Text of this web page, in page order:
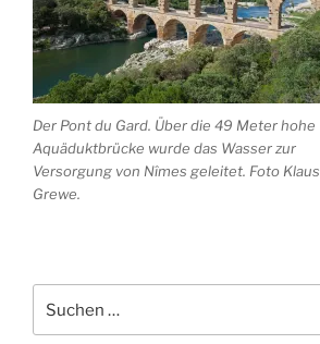
Der Pont du Gard. Über die 49 Meter hohe
Aquäduktbrücke wurde das Wasser zur
Versorgung von Nîmes geleitet. Foto Klaus
Grewe.
nach: